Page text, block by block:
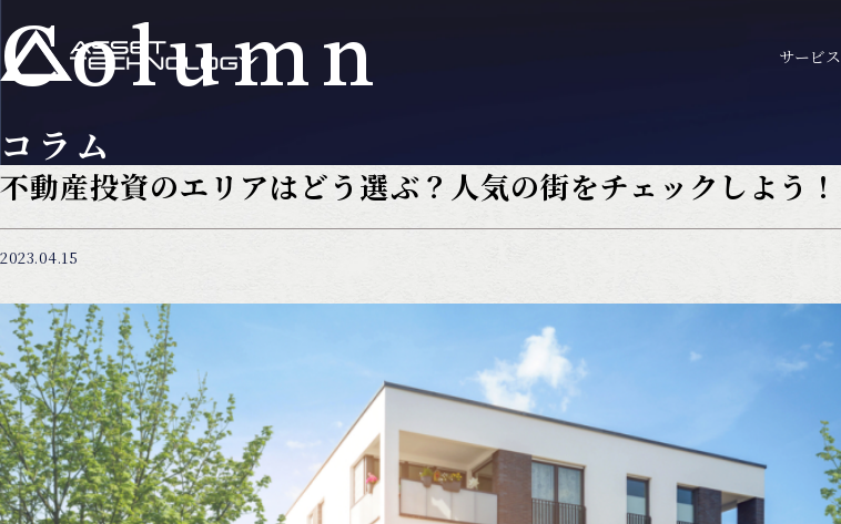
サービス
Column
コラム
不動産投資のエリアはどう選ぶ？人気の街をチェックしよう！
2023.04.15